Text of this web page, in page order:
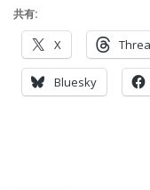
共有:
X
Bluesky